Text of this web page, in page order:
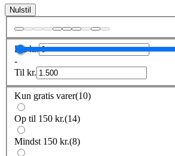
Nulstil
Frakr.
-
Til kr.
Kun gratis varer(10)
Op til 150 kr.(14)
Mindst 150 kr.(8)